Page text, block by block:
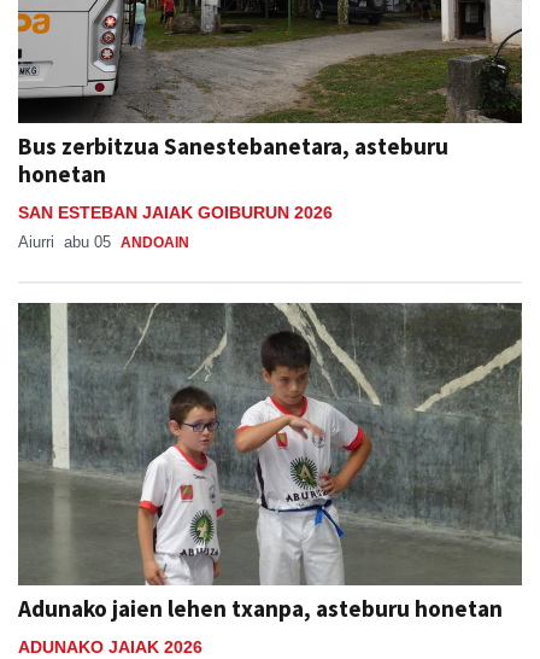
Bus zerbitzua Sanestebanetara, asteburu
honetan
SAN ESTEBAN JAIAK GOIBURUN 2026
Aiurri abu 05 ANDOAIN
Adunako jaien lehen txanpa, asteburu honetan
ADUNAKO JAIAK 2026